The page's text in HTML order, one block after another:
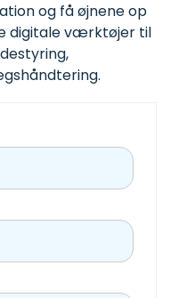
og få øjnene op
digitale værktøjer til